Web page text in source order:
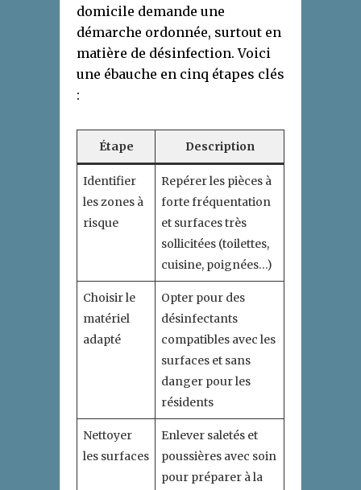
domicile demande une
démarche ordonnée, surtout en
matière de désinfection. Voici
une ébauche en cinq étapes clés
:
Étape Description
Identifier
les zones à
risque
Repérer les pièces à
forte fréquentation
et surfaces très
sollicitées (toilettes,
cuisine, poignées…)
Choisir le
matériel
adapté
Opter pour des
désinfectants
compatibles avec les
surfaces et sans
danger pour les
résidents
Nettoyer
les surfaces
Enlever saletés et
poussières avec soin
pour préparer à la